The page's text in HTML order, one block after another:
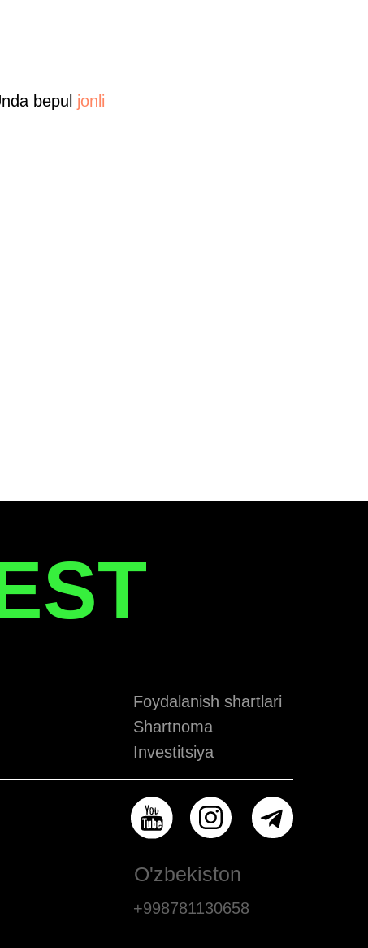
bepul jonli
Foydalanish shartlari
Shartnoma
O'zbekiston
+998781130658
Investitsiya